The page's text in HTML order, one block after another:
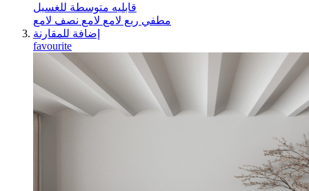
قابليه متوسطة للغسيل
مطفي ربع لامع لامع نصف لامع
إضافة للمقارنة
favourite